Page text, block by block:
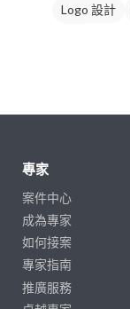
Logo 設計
專家
案件中心
成為專家
如何接案
專家指南
推廣服務